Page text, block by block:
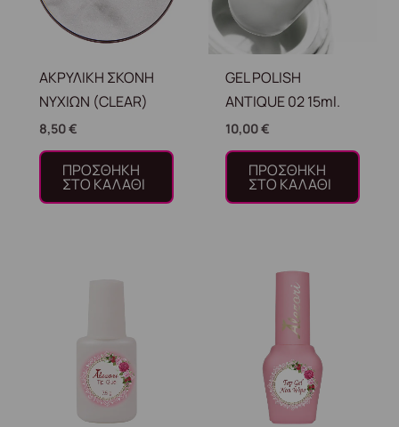
ΑΚΡΥΛΙΚΗ ΣΚΟΝΗ
ΝΥΧΙΩΝ (CLEAR)
8,50€
ΠΡΟΣΘΉΚΗ
ΣΤΟ ΚΑΛΆΘΙ
GEL POLISH
ANTIQUE 02 15ml.
10,00€
ΠΡΟΣΘΉΚΗ
ΣΤΟ ΚΑΛΆΘΙ